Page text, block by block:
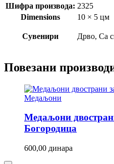
Шифра производа: 2325
Dimensions
10 × 5 цм
Сувенири Дрво, Са
Повезани
Медаљони
Медаљони
Богородица
600,00 динара